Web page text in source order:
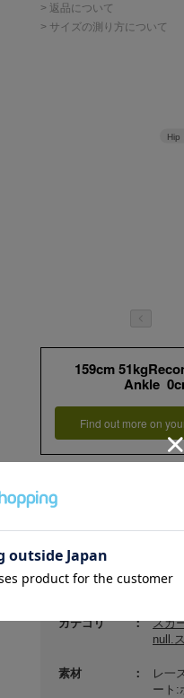
> 返品について
> サイズの測り方について
Hip
159cm
Ankle
Find out more on
メーカー品番 ：
(店舗でお問い合わせの際に
カテゴリ スカ
null.
素材
レ一
ート: